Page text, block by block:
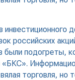
российских
подогреты,
торговля,